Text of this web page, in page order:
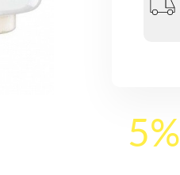
5%